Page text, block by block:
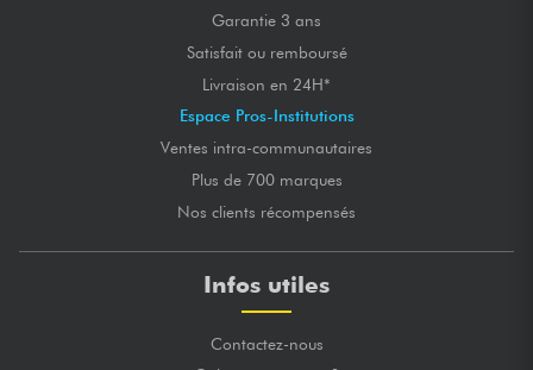
Garantie 3 ans
Satisfait ou remboursé
Livraison en 24H*
Espace Pros-Institutions
Ventes intra-communautaires
Plus de 700 marques
Nos clients récompensés
Infos utiles
Contactez-nous